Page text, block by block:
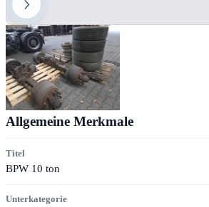
Allgemeine Merkmale
Titel
BPW 10 ton
Unterkategorie